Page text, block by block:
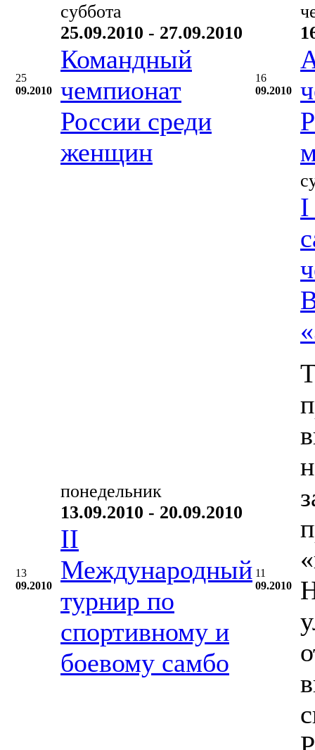
25
09.2010
суббота
25.09.2010 - 27.09.2010
Командный
чемпионат
России среди
женщин
16
09.2010
13
09.2010
понедельник
13.09.2010 - 20.09.2010
II
Международный
турнир по
спортивному и
боевому самбо
11
09.2010
I